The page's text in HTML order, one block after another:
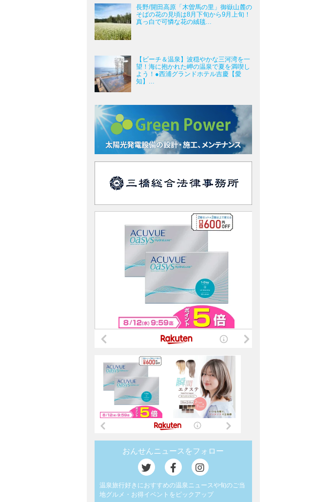
長野/開田高原「木曽馬の里」御嶽山麓の
そばの花の見頃は8月下旬から9月上旬！
真っ白で可憐な花の絨毯...
【ビーチ＆温泉】波穏やかな三河湾を一
望！海に抱かれた岬の温泉で夏を満喫し
よう！●西浦グランドホテル吉慶【愛
知】...
おんせんニュースをフォロー
温泉旅行好きにおすすめの温泉ニュースや旬のご当
地グルメ・お得イベントをピックアップ